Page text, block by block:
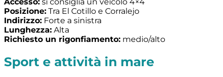
Posizione: Tra El Cotillo e Corralejo
Indirizzo: Forte a sinistra
Lunghezza: Alta
Richiesto un rigonfiamento: medio/alto
Sport e attività in mare